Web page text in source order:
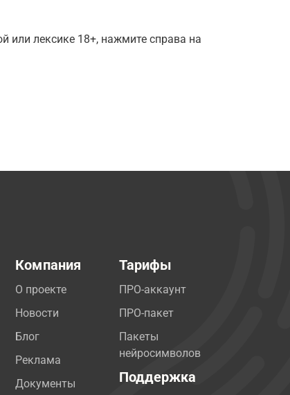
или лексике 18+, нажмите справа на
Компания
О проекте
Новости
Блог
Реклама
Документы
Тарифы
ПРО-аккаунт
ПРО-пакет
Пакеты
нейросимволов
Поддержка